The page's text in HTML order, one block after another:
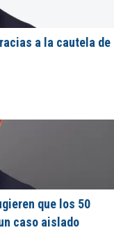
a la cautela de
que los 50
caso aislado